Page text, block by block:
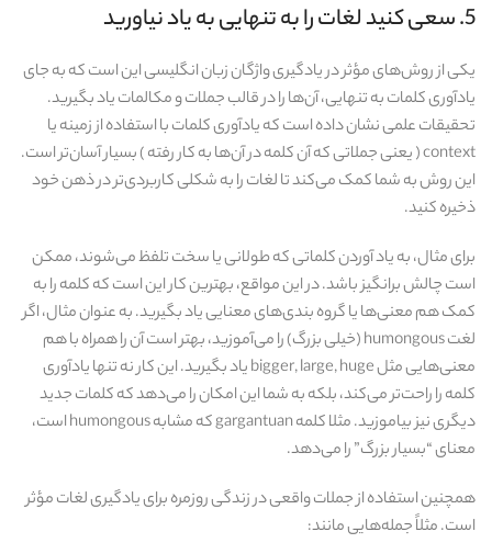
5. سعی کنید لغات را به تنهایی به یاد نیاورید
یکی از روش‌های مؤثر در یادگیری واژگان زبان انگلیسی این است که به جای
یادآوری کلمات به تنهایی، آن‌ها را در قالب جملات و مکالمات یاد بگیرید.
تحقیقات علمی نشان داده است که یادآوری کلمات با استفاده از زمینه یا
context ( یعنی جملاتی که آن کلمه در آن‌ها به کار رفته ) بسیار آسان‌تر است.
این روش به شما کمک می‌کند تا لغات را به شکلی کاربردی‌تر در ذهن خود
ذخیره کنید.
برای مثال، به یاد آوردن کلماتی که طولانی یا سخت تلفظ می‌شوند، ممکن
است چالش‌ برانگیز باشد. در این مواقع، بهترین کار این است که کلمه را به
کمک هم‌ معنی‌ها یا گروه‌ بندی‌های معنایی یاد بگیرید. به عنوان مثال، اگر
لغت humongous (خیلی بزرگ) را می‌آموزید، بهتر است آن را همراه با هم‌
معنی‌هایی مثل bigger, large, huge یاد بگیرید. این کار نه تنها یادآوری
کلمه را راحت‌تر می‌کند، بلکه به شما این امکان را می‌دهد که کلمات جدید
دیگری نیز بیاموزید. مثلا کلمه gargantuan که مشابه humongous است،
معنای “بسیار بزرگ” را می‌دهد.
همچنین استفاده از جملات واقعی در زندگی روزمره برای یادگیری لغات مؤثر
است. مثلاً جمله‌هایی مانند: